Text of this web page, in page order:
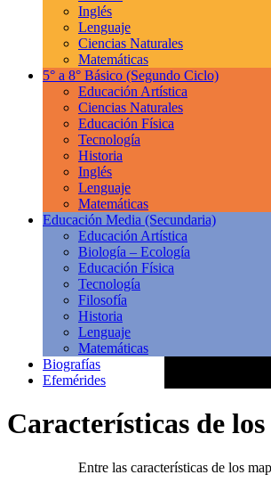
Inglés
Lenguaje
Ciencias Naturales
Matemáticas
5° a 8° Básico (Segundo Ciclo)
Educación Artística
Ciencias Naturales
Educación Física
Tecnología
Historia
Inglés
Lenguaje
Matemáticas
Educación Media (Secundaria)
Educación Artística
Biología – Ecología
Educación Física
Tecnología
Filosofía
Historia
Lenguaje
Matemáticas
Biografías
Efemérides
Características de
Entre las características de los